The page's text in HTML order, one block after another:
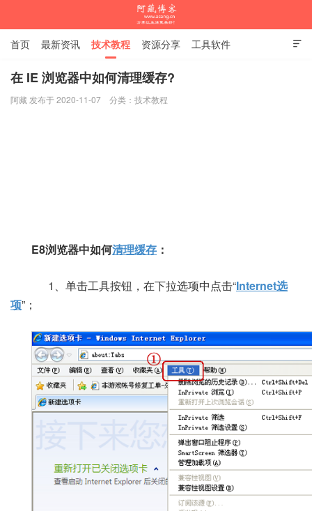

首页 最新资讯 技术教程 资源分享 工具软件
杂谈随笔
在 IE 浏览器中如何清理缓存?
阿藏 发布于 2020-11-07 分类： 技术教程
E8浏览器中如何清理缓存 ：
1、单击工具按钮，在下拉选项中点击“Internet选
项”；